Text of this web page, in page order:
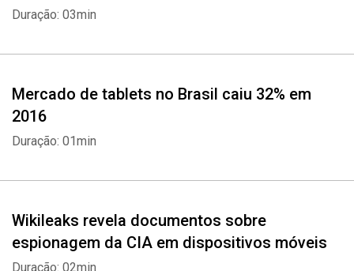
Duração: 03min
Mercado de tablets no Brasil caiu 32% em
2016
Duração: 01min
Wikileaks revela documentos sobre
espionagem da CIA em dispositivos móveis
Duração: 02min
Whatsapp